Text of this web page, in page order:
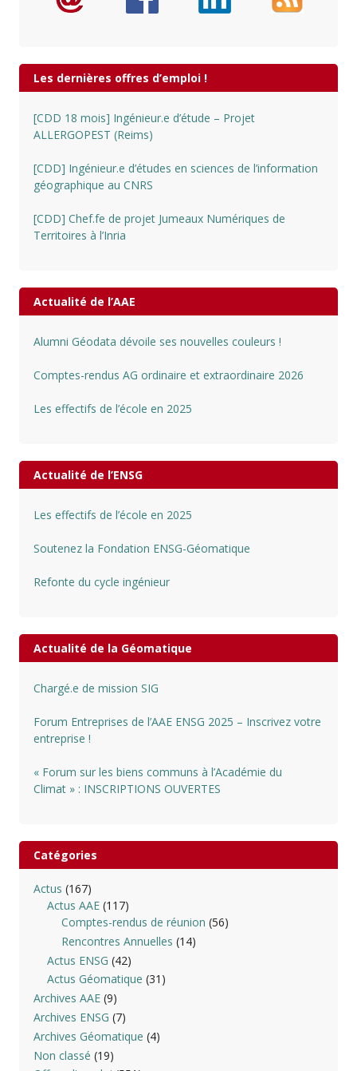
Les dernières offres d’emploi !
[CDD 18 mois] Ingénieur.e d’étude – Projet
ALLERGOPEST (Reims)
[CDD] Ingénieur.e d’études en sciences de l’information
géographique au CNRS
[CDD] Chef.fe de projet Jumeaux Numériques de
Territoires à l’Inria
Actualité de l’AAE
Alumni Géodata dévoile ses nouvelles couleurs !
Comptes-rendus AG ordinaire et extraordinaire 2026
Les effectifs de l’école en 2025
Actualité de l’ENSG
Les effectifs de l’école en 2025
Soutenez la Fondation ENSG-Géomatique
Refonte du cycle ingénieur
Actualité de la Géomatique
Chargé.e de mission SIG
Forum Entreprises de l’AAE ENSG 2025 – Inscrivez votre
entreprise !
« Forum sur les biens communs à l’Académie du
Climat » : INSCRIPTIONS OUVERTES
Catégories
Actus (167)
Actus AAE (117)
Comptes-rendus de réunion (56)
Rencontres Annuelles (14)
Actus ENSG (42)
Actus Géomatique (31)
Archives AAE(9)
Archives ENSG (7)
Archives Géomatique (4)
Non classé (19)